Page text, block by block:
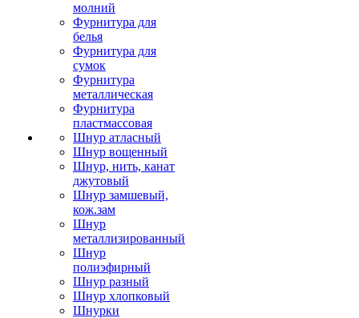
молний
Фурнитура для
белья
Фурнитура для
сумок
Фурнитура
металлическая
Фурнитура
пластмассовая
Шнур атласный
Шнур вощенный
Шнур, нить, канат
джутовый
Шнур замшевый,
кож.зам
Шнур
металлизированный
Шнур
полиэфирный
Шнур разный
Шнур хлопковый
Шнурки